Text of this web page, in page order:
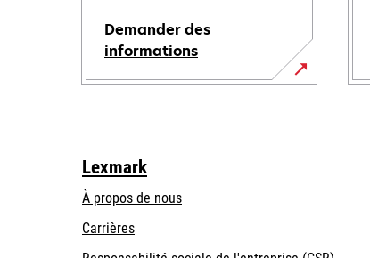
Demander des
informations
Lexmark
À propos de nous
Carrières